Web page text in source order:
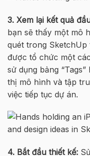
3. Xem lại kết quả
bạn sẽ thấy một mô
quét trong SketchUp
được tổ chức một
sử dụng bảng
thị mô hình và tập
việc tiếp tục dự án.
4. Bắt đầu thiết kế: